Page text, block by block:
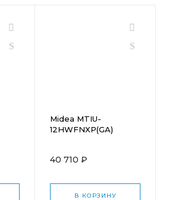
Midea MTIU-
12HWFNXP(GA)
40 710 ₽
В КОРЗИНУ